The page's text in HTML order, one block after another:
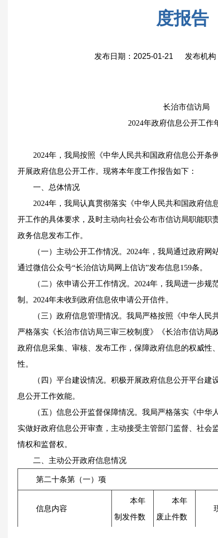
度报告
发布日期：2025-01-21 发布机构
长治市信访局
2024年政府信息公开工作
2024年，我局按照《中华人民共和国政府信息公开条
开展政府信息公开工作。现将本年度工作报告如下：
一、总体情况
2024年，我局认真贯彻落实《中华人民共和国政府信
开工作的具体要求，及时主动向社会公布市信访局职能职
政务信息发布工作。
（一）主动公开工作情况。 2024年，我局通过政府网
通过微信公众号“长治信访局网上信访”发布信息159条。
（二）依申请公开工作情况。 2024年，我局进一步规
制。 2024年未收到政府信息依申请公开信件。
（三）政府信息管理情况。 我局严格按照《中华人民
严格落实《长治市信访局三审三校制度》《长治市信访局
政府信息采集、审核、发布工作，保障政府信息的权威性
性。
（四）平台建设情况。 积极开展政府信息公开平台建
息公开工作效能。
（五）信息公开监督保障情况。 我局严格落实《中华
实做好政府信息公开审查，主动接受主管部门监督、社会
情权和监督权。
二、主动公开政府信息情况
第二十条第（一）项
信息内容
本年
制发件数
本年
废止件数